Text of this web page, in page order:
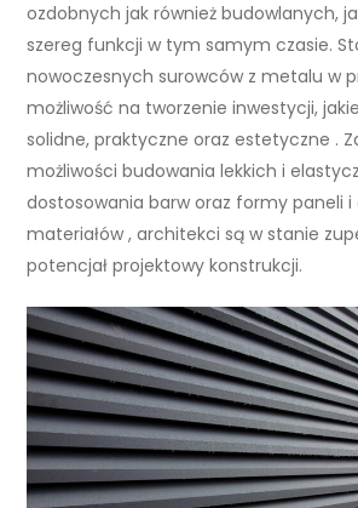
ozdobnych jak również budowlanych,
szereg funkcji w tym samym czasie.
nowoczesnych surowców z metalu w
możliwość na tworzenie inwestycji,
solidne, praktyczne oraz estetyczne .
możliwości budowania lekkich i
dostosowania barw oraz formy paneli i
materiałów , architekci są w stanie
potencjał projektowy konstrukcji.